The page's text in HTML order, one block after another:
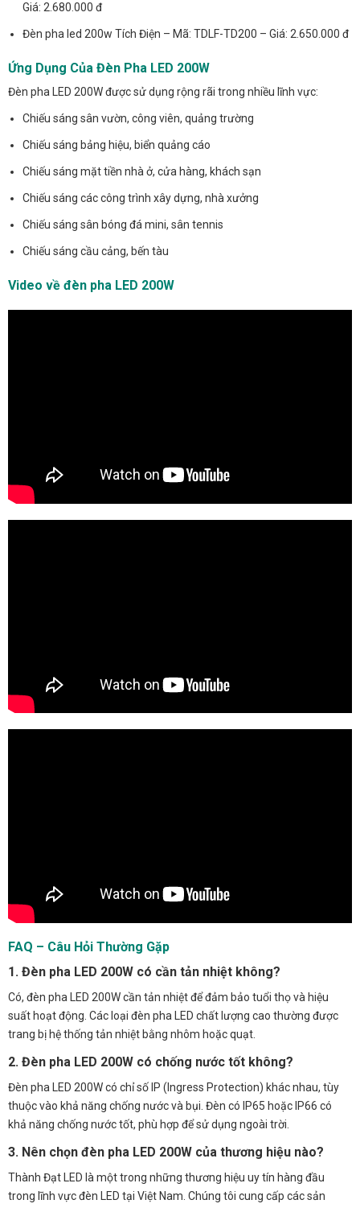
Giá: 2.680.000 đ
Đèn pha led 200w Tích Điện – Mã: TDLF-TD200 – Giá: 2.650.000 đ
Ứng Dụng Của Đèn Pha LED 200W
Đèn pha LED 200W được sử dụng rộng rãi trong nhiều lĩnh vực:
Chiếu sáng sân vườn, công viên, quảng trường
Chiếu sáng bảng hiệu, biển quảng cáo
Chiếu sáng mặt tiền nhà ở, cửa hàng, khách sạn
Chiếu sáng các công trình xây dựng, nhà xưởng
Chiếu sáng sân bóng đá mini, sân tennis
Chiếu sáng cầu cảng, bến tàu
Video về đèn pha LED 200W
FAQ – Câu Hỏi Thường Gặp
1. Đèn pha LED 200W có cần tản nhiệt không?
Có, đèn pha LED 200W cần tản nhiệt để đảm bảo tuổi thọ và hiệu
suất hoạt động. Các loại đèn pha LED chất lượng cao thường được
trang bị hệ thống tản nhiệt bằng nhôm hoặc quạt.
2. Đèn pha LED 200W có chống nước tốt không?
Đèn pha LED 200W có chỉ số IP (Ingress Protection) khác nhau, tùy
thuộc vào khả năng chống nước và bụi. Đèn có IP65 hoặc IP66 có
khả năng chống nước tốt, phù hợp để sử dụng ngoài trời.
3. Nên chọn đèn pha LED 200W của thương hiệu nào?
Thành Đạt LED là một trong những thương hiệu uy tín hàng đầu
trong lĩnh vực đèn LED tại Việt Nam. Chúng tôi cung cấp các sản